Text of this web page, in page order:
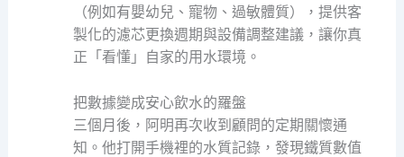
（例如有嬰幼兒、寵物、過敏體質），提供客
製化的濾芯更換週期與設備調整建議，讓你真
正「看懂」自家的用水環境。
把數據變成安心飲水的羅盤
三個月後，阿明再次收到顧問的定期關懷通
知。他打開手機裡的水質記錄，發現鐵質數值